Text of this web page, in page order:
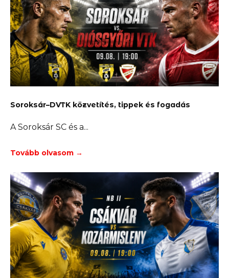
Soroksár–DVTK közvetítés, tippek és fogadás
A Soroksár SC és a
Tovább olvasom →